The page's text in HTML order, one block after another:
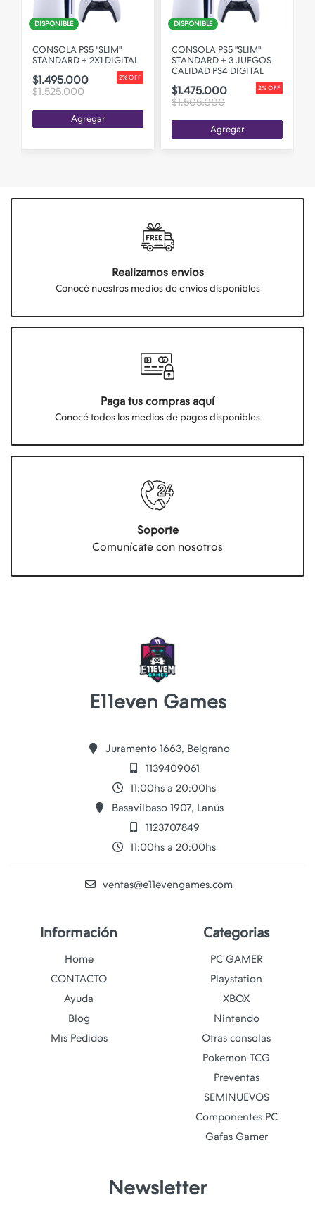
DISPONIBLE
CONSOLA PS5 "SLIM"
STANDARD + 2X1 DIGITAL
2% OFF
$1.495.000
$1.525.000
Agregar
DISPONIBLE
CONSOLA PS5 "SLIM"
STANDARD + 3 JUEGOS
CALIDAD PS4 DIGITAL
2% OFF
$1.475.000
$1.505.000
Agregar
Realizamos envios
Conocé nuestros medios de envios disponibles
Paga tus compras aquí
Conocé todos los medios de pagos disponibles
Soporte
Comunícate con nosotros
E11even Games
Juramento 1663, Belgrano
1139409061
11:00hs a 20:00hs
Basavilbaso 1907, Lanús
1123707849
11:00hs a 20:00hs
ventas@e11evengames.com
Información
Home
CONTACTO
Ayuda
Blog
Mis Pedidos
Categorias
PC GAMER
Playstation
XBOX
Nintendo
Otras consolas
Pokemon TCG
Preventas
SEMINUEVOS
Componentes PC
Gafas Gamer
Newsletter